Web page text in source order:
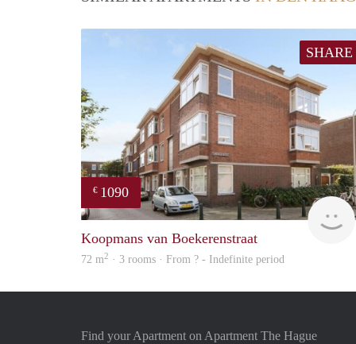
SHARE
€ 1090
Koopmans van Boekerenstraat
72 m2 · 3 rooms · From ? - Indefinite period
Find your Apartment on Apartment The Hague